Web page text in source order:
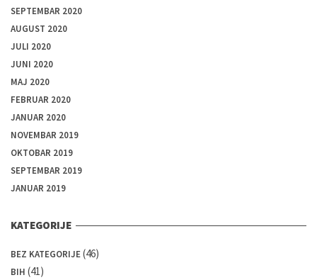
SEPTEMBAR 2020
AUGUST 2020
JULI 2020
JUNI 2020
MAJ 2020
FEBRUAR 2020
JANUAR 2020
NOVEMBAR 2019
OKTOBAR 2019
SEPTEMBAR 2019
JANUAR 2019
KATEGORIJE
BEZ KATEGORIJE(46)
BIH (41)